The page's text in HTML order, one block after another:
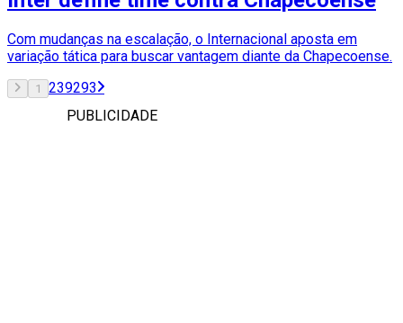
Com mudanças na escalação, o Internacional aposta em
variação tática para buscar vantagem diante da Chapecoense.
1 239293
PUBLICIDADE